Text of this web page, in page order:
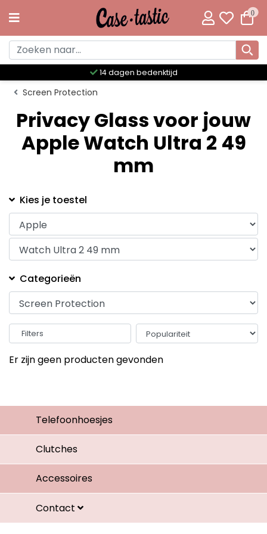
0
14 dagen bedenktijd
Screen Protection
Privacy Glass voor jouw
Apple Watch Ultra 2 49
mm
Kies je toestel
Categorieën
Filters
Er zijn geen producten gevonden
Telefoonhoesjes
Clutches
Accessoires
Contact